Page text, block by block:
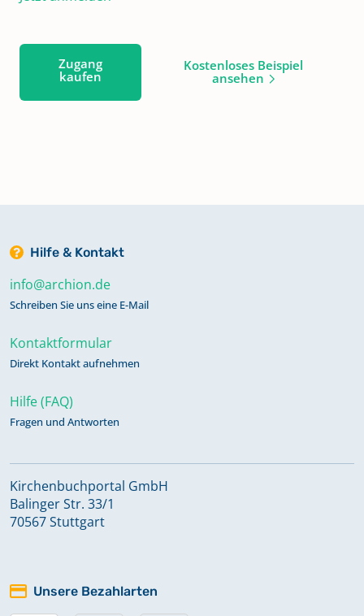
Zugang
kaufen
Kostenloses Beispiel
ansehen
Hilfe & Kontakt
info@archion.de
Schreiben Sie uns eine E-Mail
Kontaktformular
Direkt Kontakt aufnehmen
Hilfe (FAQ)
Fragen und Antworten
Kirchenbuchportal GmbH
Balinger Str. 33/1
70567 Stuttgart
Unsere Bezahlarten